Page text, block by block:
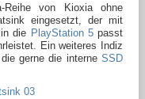
von Kioxia ohne
eingesetzt, der mit
die PlayStation 5passt
Ein weiteres Indiz
gerne die interne SSD